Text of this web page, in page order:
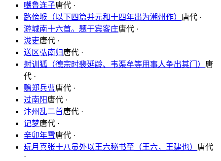
嘲鲁连子唐代 ·
路傍堠（以下四篇并元和十四年出为潮州作） 唐代 ·
游城南十六首。题于宾客庄唐代 ·
泷吏唐代 ·
送区弘南归唐代 ·
射训狐（德宗时裴延龄、韦渠牟等用事人争出其门） 唐
代 ·
赠郑兵曹唐代 ·
过南阳唐代 ·
汴州乱二首唐代 ·
记梦唐代 ·
辛卯年雪唐代 ·
玩月喜张十八员外以王六秘书至（王六，王建也） 唐代
·